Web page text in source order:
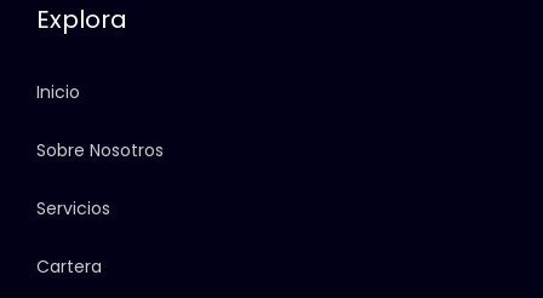
Explora
Inicio
Sobre Nosotros
Servicios
Cartera